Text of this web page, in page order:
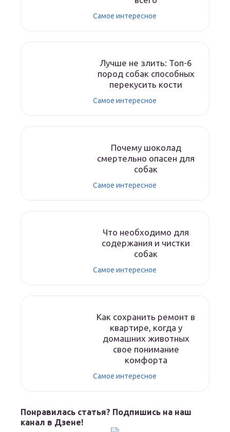
Самое интересное
Лучше не злить: Топ-6
пород собак способных
перекусить кости
Самое интересное
Почему шоколад
смертельно опасен для
собак
Самое интересное
Что необходимо для
содержания и чистки
собак
Самое интересное
Как сохранить ремонт в
квартире, когда у
домашних животных
свое понимание
комфорта
Самое интересное
Понравилась статья? Подпишись на наш
канал в Дзене!